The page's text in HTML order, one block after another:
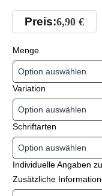
Preis:6,90 €
Menge
Variation
Schriftarten
Individuelle Angaben
Zusätzliche